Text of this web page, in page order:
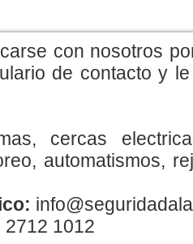
con nosotros
de contacto y
cercas
automatismos,
2712 1012